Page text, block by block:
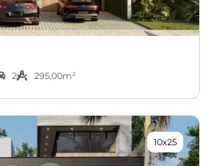
2 295,00m²
10x25